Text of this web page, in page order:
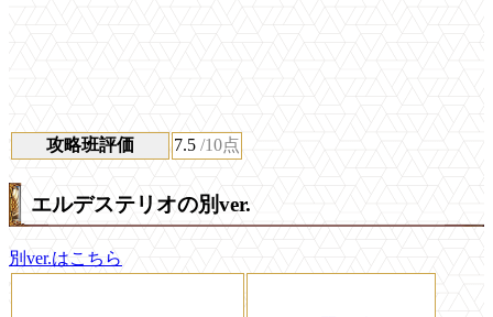
攻略班評価 7.5 /10点
エルデステリオの別ver.
別ver.はこちら